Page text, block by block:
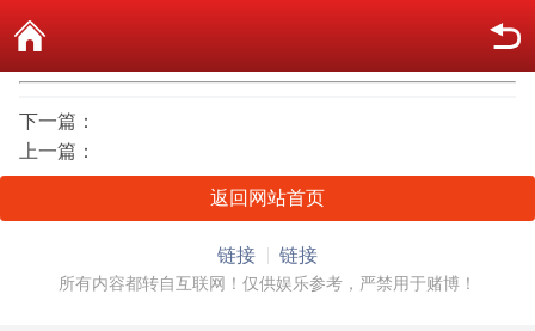
下一篇：
上一篇：
返回网站首页
链接 链接
所有内容都转自互联网！仅供娱乐参考，严禁用于赌博！